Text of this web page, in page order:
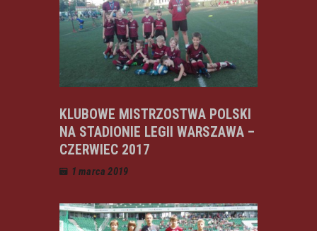
KLUBOWE MISTRZOSTWA POLSKI
NA STADIONIE LEGII WARSZAWA –
CZERWIEC 2017
1 marca 2019